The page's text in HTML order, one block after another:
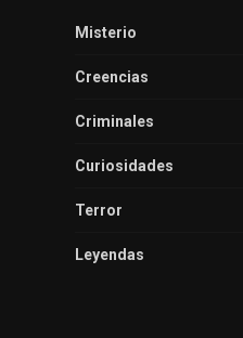
Misterio
Creencias
Criminales
Curiosidades
Terror
Leyendas